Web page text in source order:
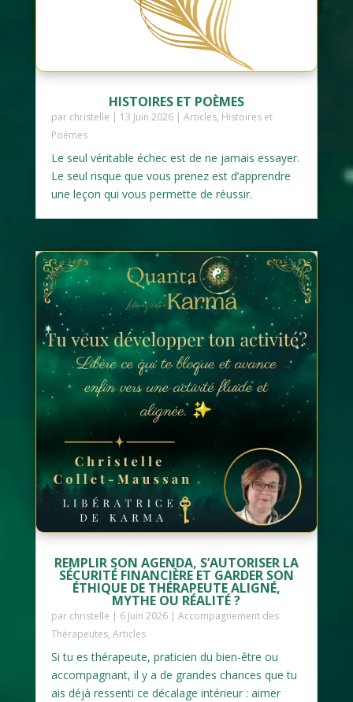
HISTOIRES ET POÈMES
par christelle | 13 Juin 2026| Articles, Histoires et
Poèmes
Le seul véritable échec est de ne jamais essayer.
Le seul risque que vous prenez est d’apprendre
une leçon qui vous permette de réussir.
REMPLIR SON AGENDA, S’AUTORISER LA
SÉCURITÉ FINANCIÈRE ET GARDER SON
ÉTHIQUE DE THÉRAPEUTE ALIGNÉ,
MYTHE OU RÉALITÉ ?
par christelle | 6 Juin 2026| Accompagnement des
Thérapeutes, Articles
Si tu es thérapeute, praticien du bien-être ou
accompagnant, il y a de grandes chances que tu
ais déjà ressenti ce décalage intérieur : aimer